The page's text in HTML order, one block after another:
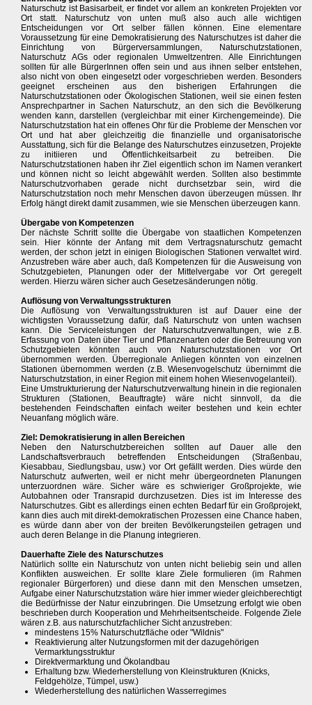
Naturschutz ist Basisarbeit, er findet vor allem an konkreten Projekten vor
Ort statt. Naturschutz von unten muß also auch alle wichtigen
Entscheidungen vor Ort selber fällen können. Eine elementare
Voraussetzung für eine Demokratisierung des Naturschutzes ist daher die
Einrichtung von Bürgerversammlungen, Naturschutzstationen,
Naturschutz AGs oder regionalen Umweltzentren. Alle Einrichtungen
sollten für alle BürgerInnen offen sein und aus ihnen selber entstehen,
also nicht von oben eingesetzt oder vorgeschrieben werden. Besonders
geeignet erscheinen aus den bisherigen Erfahrungen die
Naturschutzstationen oder Ökologischen Stationen, weil sie einen festen
Ansprechpartner in Sachen Naturschutz, an den sich die Bevölkerung
wenden kann, darstellen (vergleichbar mit einer Kirchengemeinde). Die
Naturschutzstation hat ein offenes Ohr für die Probleme der Menschen vor
Ort und hat aber gleichzeitig die finanzielle und organisatorische
Ausstattung, sich für die Belange des Naturschutzes einzusetzen, Projekte
zu initiieren und Öffentlichkeitsarbeit zu betreiben. Die
Naturschutzstationen haben ihr Ziel eigentlich schon im Namen verankert
und können nicht so leicht abgewählt werden. Sollten also bestimmte
Naturschutzvorhaben gerade nicht durchsetzbar sein, wird die
Naturschutzstation noch mehr Menschen davon überzeugen müssen. Ihr
Erfolg hängt direkt damit zusammen, wie sie Menschen überzeugen kann.
Übergabe von Kompetenzen
Der nächste Schritt sollte die Übergabe von staatlichen Kompetenzen
sein. Hier könnte der Anfang mit dem Vertragsnaturschutz gemacht
werden, der schon jetzt in einigen Biologischen Stationen verwaltet wird.
Anzustreben wäre aber auch, daß Kompetenzen für die Ausweisung von
Schutzgebieten, Planungen oder der Mittelvergabe vor Ort geregelt
werden. Hierzu wären sicher auch Gesetzesänderungen nötig.
Auflösung von Verwaltungsstrukturen
Die Auflösung von Verwaltungsstrukturen ist auf Dauer eine der
wichtigsten Voraussetzung dafür, daß Naturschutz von unten wachsen
kann. Die Serviceleistungen der Naturschutzverwaltungen, wie z.B.
Erfassung von Daten über Tier und Pflanzenarten oder die Betreuung von
Schutzgebieten könnten auch von Naturschutzstationen vor Ort
übernommen werden. Überregionale Anliegen könnten von einzelnen
Stationen übernommen werden (z.B. Wiesenvogelschutz übernimmt die
Naturschutzstation, in einer Region mit einem hohen Wiesenvogelanteil).
Eine Umstrukturierung der Naturschutzverwaltung hinein in die regionalen
Strukturen (Stationen, Beauftragte) wäre nicht sinnvoll, da die
bestehenden Feindschaften einfach weiter bestehen und kein echter
Neuanfang möglich wäre.
Ziel: Demokratisierung in allen Bereichen
Neben den Naturschutzbereichen sollten auf Dauer alle den
Landschaftsverbrauch betreffenden Entscheidungen (Straßenbau,
Kiesabbau, Siedlungsbau, usw.) vor Ort gefällt werden. Dies würde den
Naturschutz aufwerten, weil er nicht mehr übergeordneten Planungen
unterzuordnen wäre. Sicher wäre es schwieriger Großprojekte, wie
Autobahnen oder Transrapid durchzusetzen. Dies ist im Interesse des
Naturschutzes. Gibt es allerdings einen echten Bedarf für ein Großprojekt,
kann dies auch mit direkt-demokratischen Prozessen eine Chance haben,
es würde dann aber von der breiten Bevölkerungsteilen getragen und
auch deren Belange in die Planung integrieren.
Dauerhafte Ziele des Naturschutzes
Natürlich sollte ein Naturschutz von unten nicht beliebig sein und allen
Konflikten ausweichen. Er sollte klare Ziele formulieren (im Rahmen
regionaler Bürgerforen) und diese dann mit den Menschen umsetzen,
Aufgabe einer Naturschutzstation wäre hier immer wieder gleichberechtigt
die Bedürfnisse der Natur einzubringen. Die Umsetzung erfolgt wie oben
beschrieben durch Kooperation und Mehrheitsentscheide. Folgende Ziele
wären z.B. aus naturschutzfachlicher Sicht anzustreben:
mindestens 15% Naturschutzfläche oder "Wildnis"
Reaktivierung alter Nutzungsformen mit der dazugehörigen
Vermarktungsstruktur
Direktvermarktung und Ökolandbau
Erhaltung bzw. Wiederherstellung von Kleinstrukturen (Knicks,
Feldgehölze, Tümpel, usw.)
Wiederherstellung des natürlichen Wasserregimes